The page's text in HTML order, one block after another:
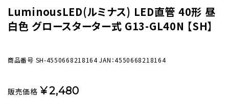
LuminousLED(ルミナス) LED直管 40形 昼
白色 グロースターター式 G13-GL40N 【SH】
商品番号 SH-4550668218164 JAN：4550668218164
販売価格 ¥2,480